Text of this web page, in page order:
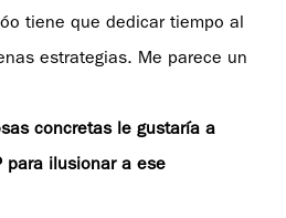
tiene que dedicar tiempo al
estrategias. Me parece un
concretas le gustaría a
para ilusionar a ese